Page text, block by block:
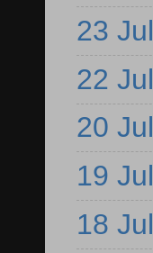
23 Jul
22 Jul
20 Jul
19 Jul
18 Jul